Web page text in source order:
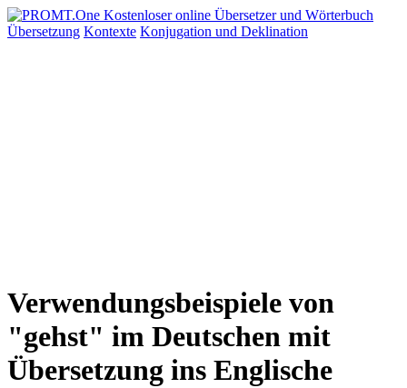
Übersetzung Kontexte Konjugation und Deklination
Verwendungsbeispiele von
"gehst" im Deutschen mit
Übersetzung ins Englische